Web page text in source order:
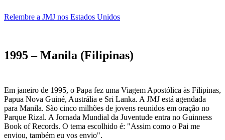
Relembre a JMJ nos Estados Unidos
1995 – Manila (Filipinas)
Em janeiro de 1995, o Papa fez uma Viagem Apostólica às Filipinas,
Papua Nova Guiné, Austrália e Sri Lanka. A JMJ está agendada
para Manila. São cinco milhões de jovens reunidos em oração no
Parque Rizal. A Jornada Mundial da Juventude entra no Guinness
Book of Records. O tema escolhido é: "Assim como o Pai me
enviou, também eu vos envio".